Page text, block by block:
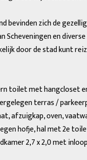
bevinden zich de
en
door de stad kunt
toilet met hangcloset
terras /
afzuigkap, oven,
hofje, hal met 2e
2,7 x 2,0 met